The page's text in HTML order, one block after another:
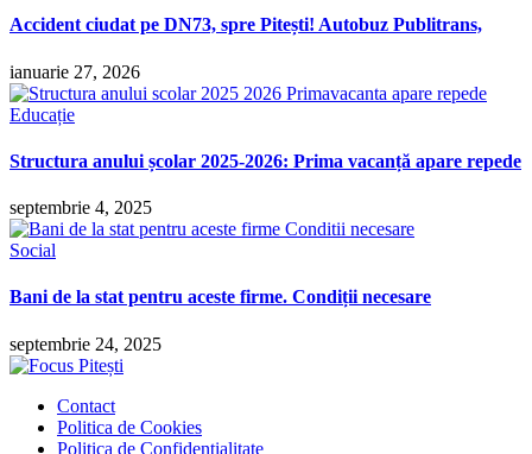
Accident ciudat pe DN73, spre Pitești! Autobuz Publitrans,
ianuarie 27, 2026
Educație
Structura anului școlar 2025-2026: Prima vacanță apare repede
septembrie 4, 2025
Social
Bani de la stat pentru aceste firme. Condiții necesare
septembrie 24, 2025
Contact
Politica de Cookies
Politica de Confidențialitate